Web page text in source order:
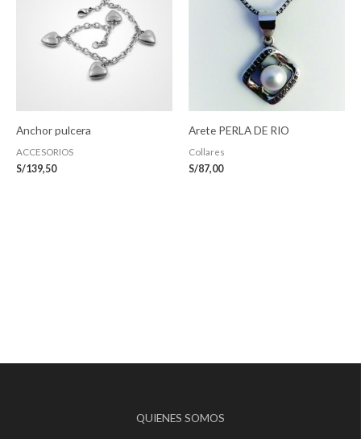
Anchor pulcera
ACCESORIOS
S/139,50
Arete PERLA DE RIO
Collares
S/87,00
QUIENES SOMOS